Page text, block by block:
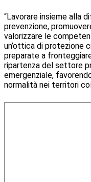
“Lavorare insieme alla
prevenzione,
valorizzare le
un’ottica di protezione
preparate a
ripartenza del settore
emergenziale,
normalità nei territori